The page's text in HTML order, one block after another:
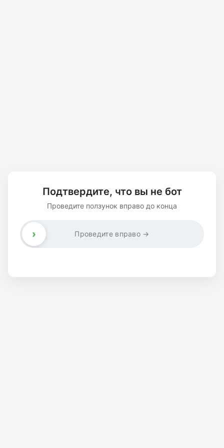
Подтвердите, что вы не бот
Проведите ползунок вправо до конца
Проведите вправо →
›